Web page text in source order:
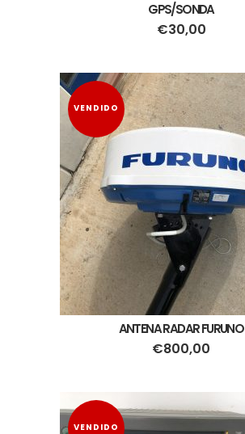
GPS/SONDA
€30,00
VENDIDO
ANTENA RADAR FURUNO
€800,00
VENDIDO